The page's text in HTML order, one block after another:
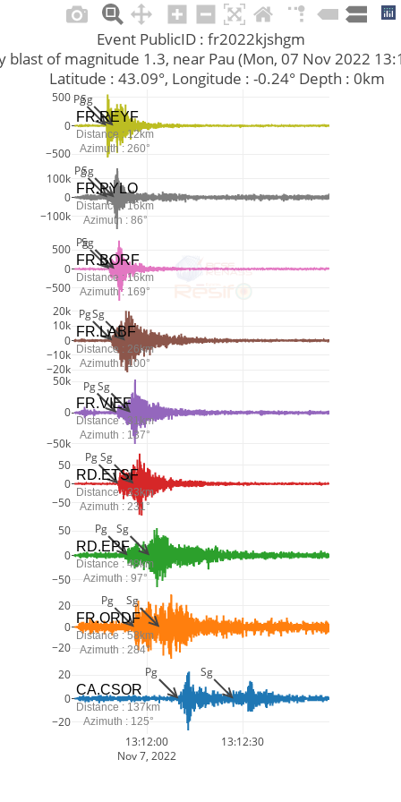
13:12:00
Nov 7, 2022
13:12:30
−20
0
20
−20
0
20
−50
0
50
−50
0
50
−50k
0
50k
−20k
−10k
0
10k
20k
−500
0
500
−100k
0
100k
−500
0
500
Event PublicID : fr2022kjshgm
blast of magnitude 1.3, near Pau (Mon, 07 Nov 2022
         Latitude : 43.09°, Longitude : -0.24° Depth : 0km
Pg Sg
Pg Sg
Pg Sg
PgSg
PgSg
PgSg
PgSg
PgSg
PgSg
CA.CSOR
Distance : 137km
Azimuth : 125°
FR.ORDF
Distance : 58km
Azimuth : 284°
RD.EPF
Distance : 48km
Azimuth : 97°
RD.ETSF
Distance : 33km
Azimuth : 231°
FR.VIEF
Distance : 31km
Azimuth : 137°
FR.LABF
Distance : 26km
Azimuth : 100°
FR.BORF
Distance : 16km
Azimuth : 169°
FR.PYLO
Distance : 16km
Azimuth : 86°
FR.REYF
Distance : 12km
Azimuth : 260°